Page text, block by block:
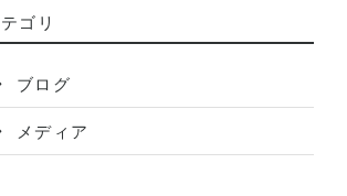
ゴリ
ブログ
メディア